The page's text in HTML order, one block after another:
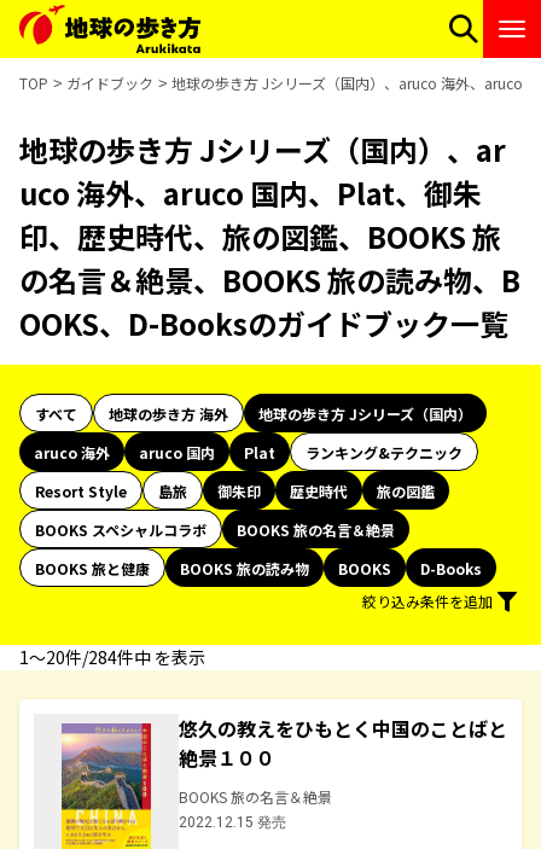
TOP ガイドブック 地球の歩き方 Jシリーズ（国内）、aruco 海外、aruco
地球の歩き方 Jシリーズ（国内）、ar
uco 海外、aruco 国内、Plat、御朱
印、歴史時代、旅の図鑑、BOOKS 旅
の名言＆絶景、BOOKS 旅の読み物、B
OOKS、D-Booksのガイドブック一覧
すべて 地球の歩き方 海外
地球の歩き方 Jシリーズ（国内）
aruco 海外
aruco 国内 Plat
ランキング&テクニック
Resort Style
島旅 御朱印 歴史時代
旅の図鑑
BOOKS スペシャルコラボ
BOOKS 旅の名言＆絶景
BOOKS 旅と健康
BOOKS 旅の読み物 BOOKS
D-Books
絞り込み条件を追加
1〜20件/284件中 を表示
悠久の教えをひもとく中国のことばと
絶景１００
BOOKS 旅の名言＆絶景
2022.12.15 発売